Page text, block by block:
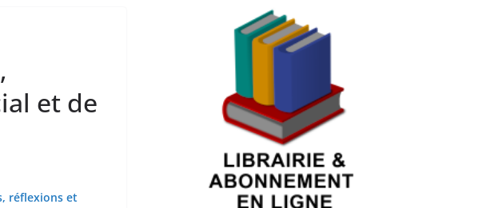
et de
réflexions et